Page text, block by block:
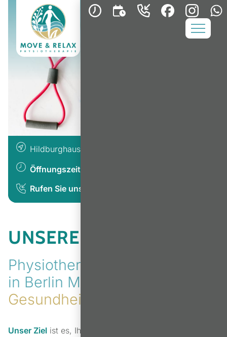
Hildburghauser Str. 5e
Öffnungszeiten:
Rufen Sie uns an:
UNSERE LEISTUNGEN
Physiotherapie Move & Relax
in Berlin Marienfelde
Gesundheit in besten Händen
Unser Ziel ist es, Ihre